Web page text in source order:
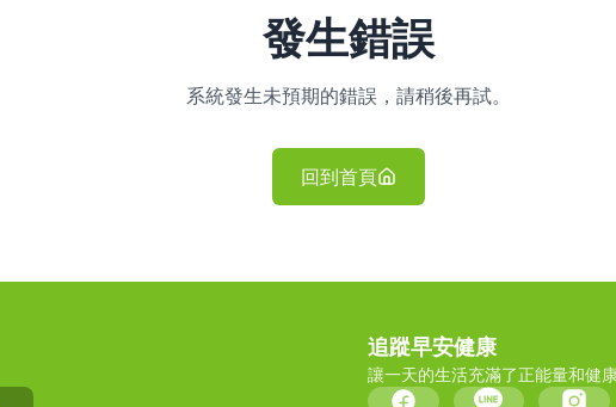
發生錯誤
系統發生未預期的錯誤，請稍後再試。
回到首頁
追蹤早安健康
讓一天的生活充滿了正能量和健